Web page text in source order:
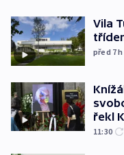
Vila
před 7h
řekl
11:30